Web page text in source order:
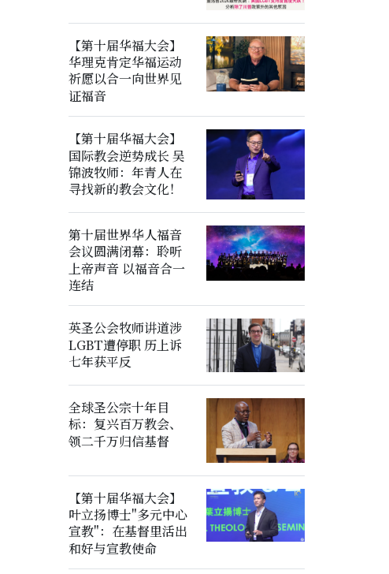
【第十届华福大会】
华理克肯定华福运动
祈愿以合一向世界见
证福音
【第十届华福大会】
国际教会逆势成长 吴
锦波牧师：年青人在
寻找新的教会文化！
第十届世界华人福音
会议圆满闭幕：聆听
上帝声音 以福音合一
连结
英圣公会牧师讲道涉
LGBT遭停职 历上诉
七年获平反
全球圣公宗十年目
标：复兴百万教会、
领二千万归信基督
【第十届华福大会】
叶立扬博士"多元中心
宣教"：在基督里活出
和好与宣教使命